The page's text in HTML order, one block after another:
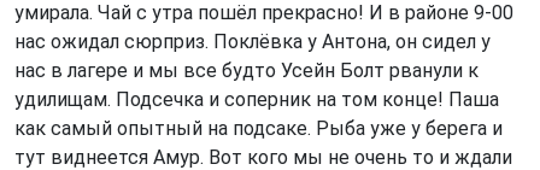
умирала. Чай с утра пошёл прекрасно! И в районе 9-00
нас ожидал сюрприз. Поклёвка у Антона, он сидел у
нас в лагере и мы все будто Усейн Болт рванули к
удилищам. Подсечка и соперник на том конце! Паша
как самый опытный на подсаке. Рыба уже у берега и
тут виднеется Амур. Вот кого мы не очень то и ждали